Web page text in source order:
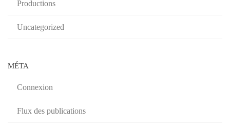
Productions
Uncategorized
MÉTA
Connexion
Flux des publications